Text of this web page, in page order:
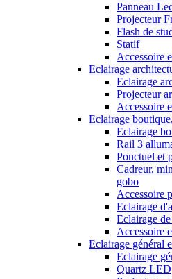
Panneau
Projecteur
Flash de
Statif
Accessoire
Eclairage
Eclairage
Projecteur
Accessoire
Eclairage
Eclairage
Rail 3
Ponctuel et
Cadreur,
gobo
Accessoire
Eclairage
Eclairage
Accessoire
Eclairage général
Eclairage
Quartz LED